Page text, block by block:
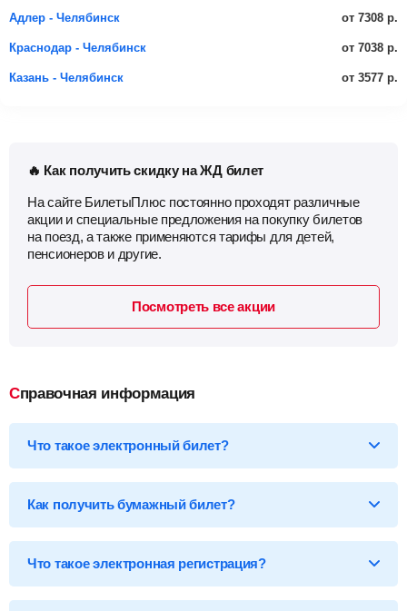
Адлер - Челябинск от 7308 р.
Краснодар - Челябинск от 7038 р.
Казань - Челябинск от 3577 р.
🔥 Как получить скидку на ЖД билет
На сайте БилетыПлюс постоянно проходят различные
акции и специальные предложения на покупку билетов
на поезд, а также применяются тарифы для детей,
пенсионеров и другие.
Посмотреть все акции
Справочная информация
Что такое электронный билет?
котором указаны детали вашей поездки, а также данные о
пассажире.
Как получить бумажный билет?
В кассе ж/д вокзала — сообщите кассиру 14-ти
Что такое электронная регистрация?